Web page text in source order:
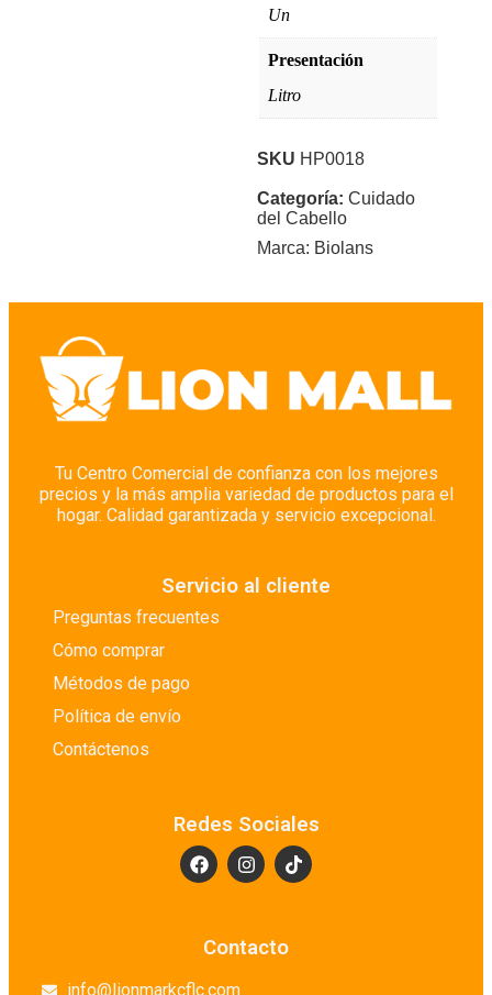
Un
Presentación
Litro
SKU HP0018
Categoría: Cuidado
del Cabello
Marca: Biolans
Tu Centro Comercial de confianza con los mejores
precios y la más amplia variedad de productos para el
hogar. Calidad garantizada y servicio excepcional.
Servicio al cliente
Preguntas frecuentes
Cómo comprar
Métodos de pago
Política de envío
Contáctenos
Redes Sociales
Contacto
info@lionmarkcflc.com